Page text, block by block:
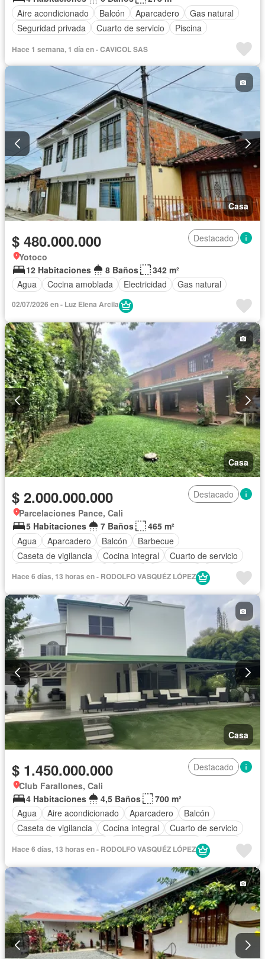
Aire acondicionado
Balcón Aparcadero
Gas natural
Seguridad privada
Cuarto de servicio Piscina
Hace 1 semana, 1 día en - CAVICOL SAS
Casa
$ 480.000.000
Destacado
Yotoco
12 Habitaciones
8 Baños
342 m²
Agua
Cocina amoblada Electricidad Gas natural
02/07/2026 en - Luz Elena Arcila
Casa
$ 2.000.000.000
Destacado
Parcelaciones Pance, Cali
5 Habitaciones
7 Baños
465 m²
Agua
Aparcadero Balcón
Barbecue
Caseta de vigilancia
Cocina integral
Cuarto de servicio
Gas natural
Jardín
Tanque de agua
Hace 6 días, 13 horas en - RODOLFO VASQUÉZ LÓPEZ
Casa
$ 1.450.000.000
Destacado
Club Farallones, Cali
4 Habitaciones
4,5 Baños
700 m²
Agua
Aire acondicionado Aparcadero
Balcón
Caseta de vigilancia
Cocina integral
Cuarto de servicio
Gas natural
Internet
Hace 6 días, 13 horas en - RODOLFO VASQUÉZ LÓPEZ